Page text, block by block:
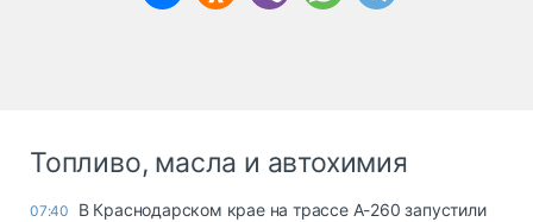
Топливо, масла и автохимия
07:40
В Краснодарском крае на трассе А-260 запустили